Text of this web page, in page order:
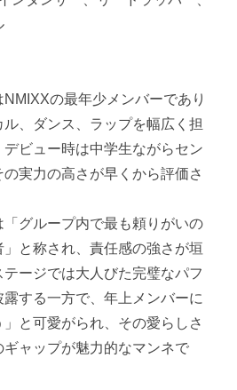
の最年少メンバーであり
、ダンス、ラップを幅広く担
デビュー時は中学生ながらセン
の実力の高さが早くから評価さ
「グループ内で最も頼りがいの
」と称され、責任感の強さが垣
テージでは大人びた完璧なパフ
露する一方で、年上メンバーに
と可愛がられ、その愛らしさ
ギャップが魅力的なマンネで